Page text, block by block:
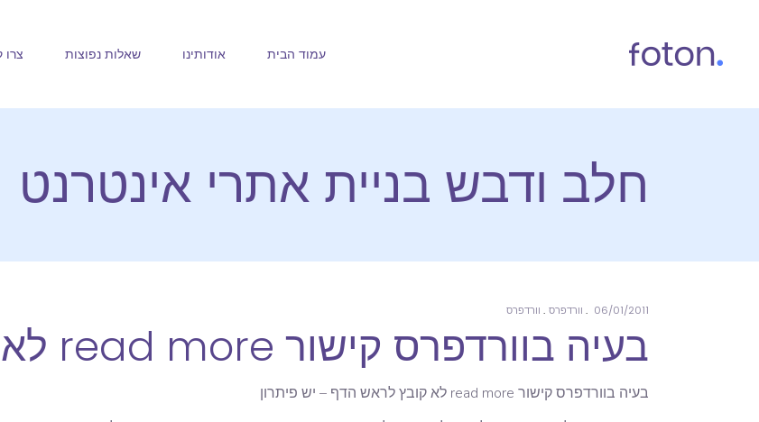
עמוד הבית אודותינו שאלות נפוצות
חלב ודבש בניית אתרי אינטרנט
06/01/2011 וורדפרס וורדפרס
בעיה בוורדפרס קישור read more לא קובץ לראש הדף
בעיה בוורדפרס קישור read more לא קובץ לראש הדף – יש פיתרון